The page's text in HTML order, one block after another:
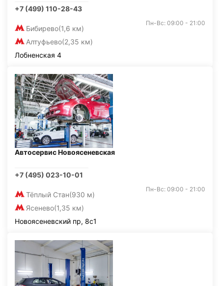
+7 (499) 110-28-43
Бибирево(1,6 км)
Алтуфьево(2,35 км)
Пн-Вс: 09:00 - 21:00
Лобненская 4
Автосервис Новоясеневская
+7 (495) 023-10-01
Тёплый Стан(930 м)
Ясенево(1,35 км)
Пн-Вс: 09:00 - 21:00
Новоясеневский пр, 8с1